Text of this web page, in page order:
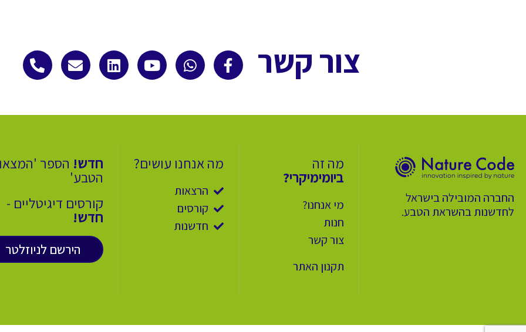
צור קשר
החברה המובילה בישראל
לחדשנות בהשראת הטבע.
מה זה
ביומימיקרי?
מי אנחנו?
חנות
צור קשר
תקנון האתר
מה אנחנו עושים?
הרצאות
קורסים
חדשנות
חדש! הספר
הטבע'
קורסים דיגיטליים -
חדש!
הירשם לניוזלטר